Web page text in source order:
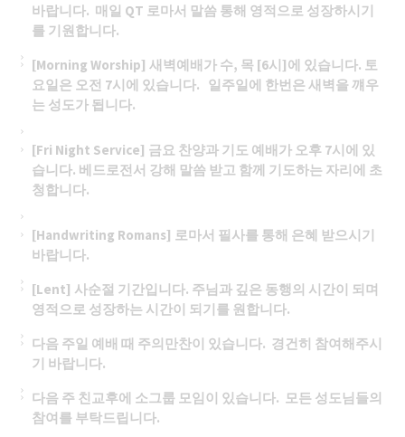
바랍니다. 매일 QT 로마서 말씀 통해 영적으로 성장하시기
를 기원합니다.
[Morning Worship] 새벽예배가 수, 목 [6시]에 있습니다. 토
요일은 오전 7시에 있습니다. 일주일에 한번은 새벽을 꺠우
는 성도가 됩니다.
[Fri Night Service] 금요 찬양과 기도 예배가 오후 7시에 있
습니다. 베드로전서 강해 말씀 받고 함께 기도하는 자리에 초
청합니다.
[Handwriting Romans] 로마서 필사를 통해 은혜 받으시기
바랍니다.
[Lent] 사순절 기간입니다. 주님과 깊은 동행의 시간이 되며
영적으로 성장하는 시간이 되기를 원합니다.
다음 주일 예배 때 주의만찬이 있습니다. 경건히 참여해주시
기 바랍니다.
다음 주 친교후에 소그룹 모임이 있습니다. 모든 성도님들의
참여를 부탁드립니다.